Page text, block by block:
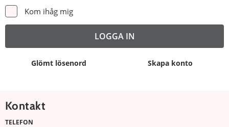
Kom ihåg mig
Glömt lösenord Skapa konto
Kontakt
TELEFON